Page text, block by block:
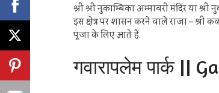
श्री श्री नुकाम्बिका अम्मावरी मंदिर या
इस क्षेत्र पर शासन करने वाले राजा – श्री
पूजा के लिए आते हैं.
गवारापलेम पार्क ||